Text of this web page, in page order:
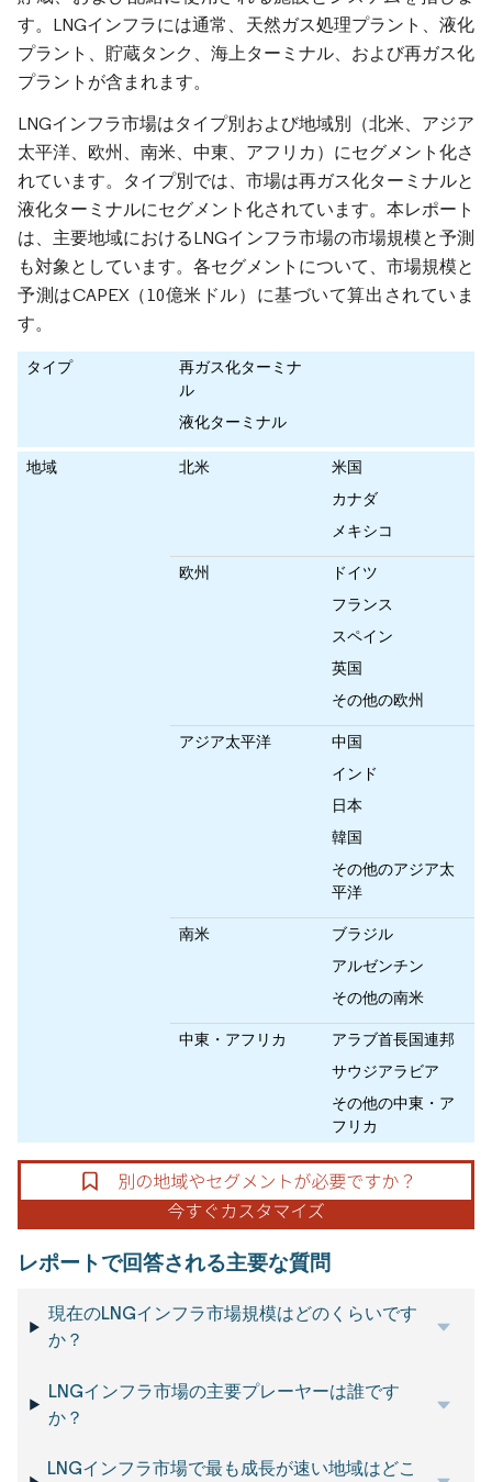
す。LNGインフラには通常、天然ガス処理プラント、液化
プラント、貯蔵タンク、海上ターミナル、および再ガス化
プラントが含まれます。
LNGインフラ市場はタイプ別および地域別（北米、アジア
太平洋、欧州、南米、中東、アフリカ）にセグメント化さ
れています。タイプ別では、市場は再ガス化ターミナルと
液化ターミナルにセグメント化されています。本レポート
は、主要地域におけるLNGインフラ市場の市場規模と予測
も対象としています。各セグメントについて、市場規模と
予測はCAPEX（10億米ドル）に基づいて算出されていま
す。
タイプ
再ガス化ターミナ
ル
液化ターミナル
地域 北米
米国
カナダ
メキシコ
欧州
ドイツ
フランス
スペイン
英国
その他の欧州
アジア太平洋
中国
インド
日本
韓国
その他のアジア太
平洋
南米
ブラジル
アルゼンチン
その他の南米
中東・アフリカ
アラブ首長国連邦
サウジアラビア
その他の中東・ア
フリカ
レポートで回答される主要な質問
現在のLNGインフラ市場規模はどのくらいです
か？
LNGインフラ市場の主要プレーヤーは誰です
か？
LNGインフラ市場で最も成長が速い地域はどこ